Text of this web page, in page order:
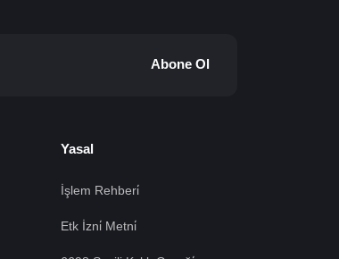
Abone Ol
Yasal
İşlem Rehberi̇
Etk İzni̇ Metni̇